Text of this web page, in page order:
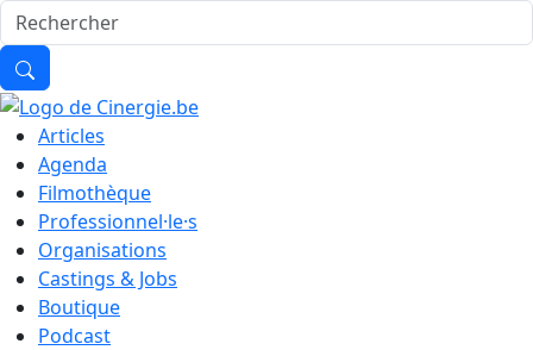
Articles
Agenda
Filmothèque
Professionnel·le·s
Organisations
Castings & Jobs
Boutique
Podcast